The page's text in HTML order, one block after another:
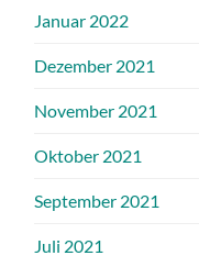
Januar 2022
Dezember 2021
November 2021
Oktober 2021
September 2021
Juli 2021